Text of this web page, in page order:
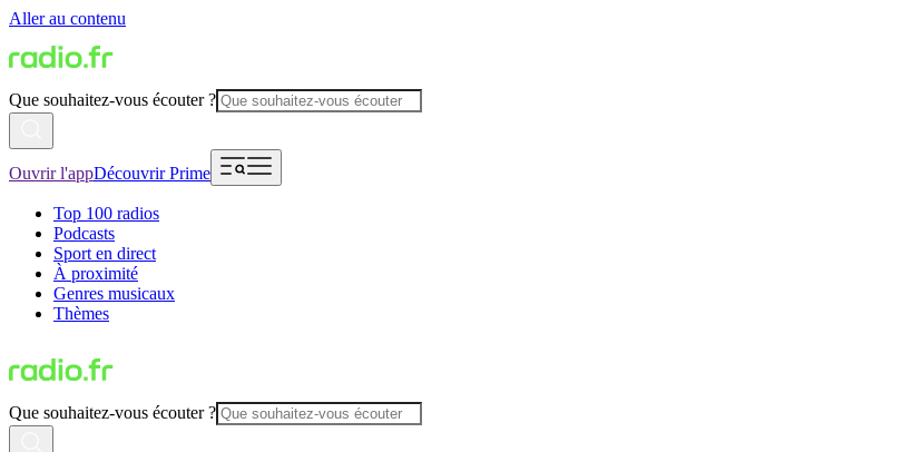
Aller au contenu
Que souhaitez-vous écouter ?
Ouvrir l'appDécouvrir Prime
Top 100 radios
Podcasts
Sport en direct
À proximité
Genres musicaux
Thèmes
Que souhaitez-vous écouter ?